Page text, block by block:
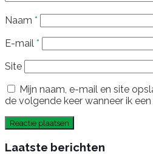
Naam *
E-mail *
Site
Mijn naam, e-mail en site
de volgende keer wanneer ik
Laatste berichten